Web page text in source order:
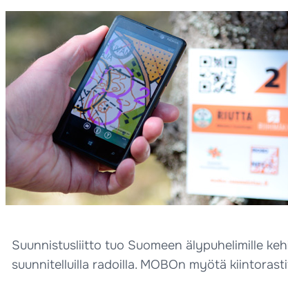
Suunnistusliitto tuo Suomeen älypuhelimille
suunnitelluilla radoilla. MOBOn myötä